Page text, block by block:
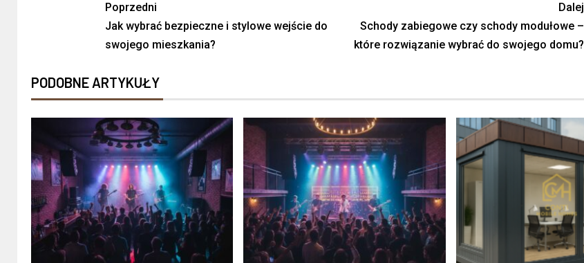
Poprzedni
Jak wybrać bezpieczne i stylowe wejście do
swojego mieszkania?
Dalej
Schody zabiegowe czy schody modułowe –
które rozwiązanie wybrać do swojego domu?
PODOBNE ARTYKUŁY